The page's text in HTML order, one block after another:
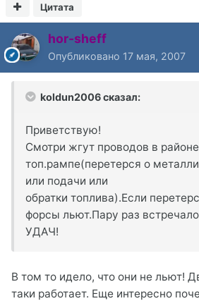
Цитата
hor-sheff
Опубликовано 17 мая, 2007
koldun2006 сказал:
Приветствую!
Смотри жгут проводов в
топ.рампе(перетерся о
или подачи или
обратки топлива).Если
форсы льют.Пару раз
УДАЧ!
В том то идело, что они не льют!
таки работает. Еще интересно